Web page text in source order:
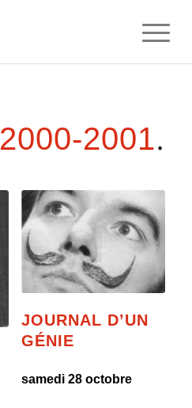
2000-2001.
JOURNAL D’UN
GÉNIE
samedi 28 octobre